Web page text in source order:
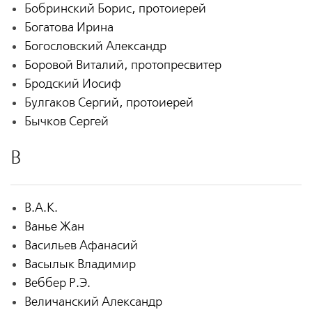
Бобринский Борис, протоиерей
Богатова Ирина
Богословский Александр
Боровой Виталий, протопресвитер
Бродский Иосиф
Булгаков Сергий, протоиерей
Бычков Сергей
В
В.А.К.
Ванье Жан
Васильев Афанасий
Васылык Владимир
Веббер Р.Э.
Величанский Александр